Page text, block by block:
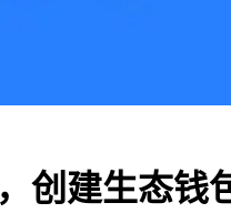
创建生态钱